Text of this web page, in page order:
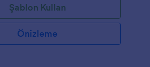
Şablon Kullan
Önizleme